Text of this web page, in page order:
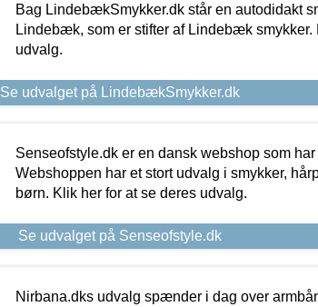
Bag LindebækSmykker.dk står en autodidakt
Lindebæk, som er stifter af Lindebæk smykker.
udvalg.
Se udvalget på LindebækSmykker.dk
Senseofstyle.dk er en dansk webshop som
Webshoppen har et stort udvalg i smykker,
børn. Klik her for at se deres udvalg.
Se udvalget på Senseofstyle.dk
Nirbana.dks udvalg spænder i dag over